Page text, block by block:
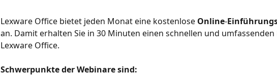
Lexware Office bietet jeden Monat eine kostenlose Online-
an. Damit erhalten Sie in 30 Minuten einen schnellen und umfassenden
Lexware Office.
Schwerpunkte der Webinare sind: